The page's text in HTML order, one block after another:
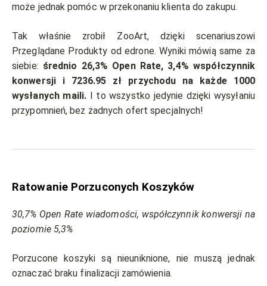
może jednak pomóc w przekonaniu klienta do zakupu.
Tak właśnie zrobił ZooArt, dzięki scenariuszowi
Przeglądane Produkty od edrone. Wyniki mówią same za
siebie: średnio 26,3% Open Rate, 3,4% współczynnik
konwersji i 7236.95 zł przychodu na każde 1000
wysłanych maili. I to wszystko jedynie dzięki wysyłaniu
przypomnień, bez żadnych ofert specjalnych!
Ratowanie Porzuconych Koszyków
30,7% Open Rate wiadomości, współczynnik konwersji na
poziomie 5,3%
Porzucone koszyki są nieuniknione, nie muszą jednak
oznaczać braku finalizacji zamówienia.